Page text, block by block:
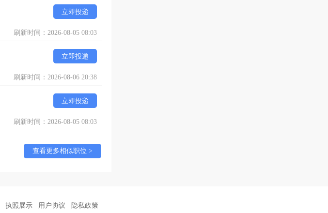
立即投递
刷新时间：2026-08-05 08:03
立即投递
刷新时间：2026-08-06 20:38
立即投递
刷新时间：2026-08-05 08:03
查看更多相似职位 >
执照展示 用户协议 隐私政策